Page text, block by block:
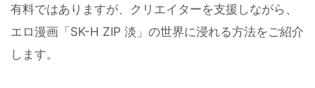
有料ではありますが、クリエイターを支援しながら、
エロ漫画「SK-H ZIP 淡」の世界に浸れる方法をご紹介
します。